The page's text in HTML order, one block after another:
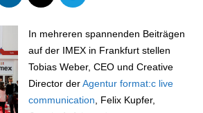
In mehreren spannenden Beiträgen
auf der IMEX in Frankfurt stellen
Tobias Weber, CEO und Creative
Director derAgentur format:c live
communication , Felix Kupfer,